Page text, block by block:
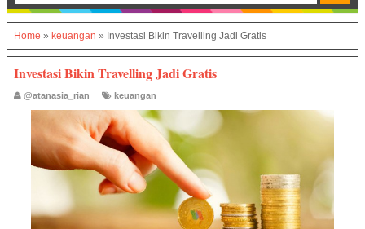
Home » keuangan » Investasi Bikin Travelling Jadi Gratis
Investasi Bikin Travelling Jadi Gratis
@atanasia_rian keuangan